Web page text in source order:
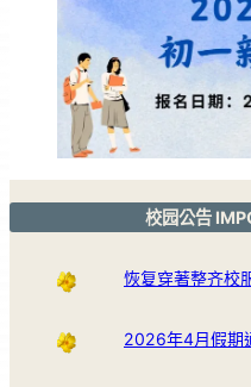
校园公告
恢复穿著整齐校
2026年4月假期